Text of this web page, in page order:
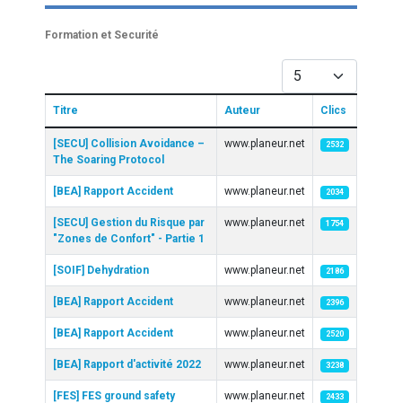
Formation et Securité
Afficher #
Titre Auteur Clics
[SECU] Collision Avoidance –
The Soaring Protocol
www.planeur.net 2532
[BEA] Rapport Accident www.planeur.net 2034
[SECU] Gestion du Risque par
"Zones de Confort" - Partie 1
www.planeur.net 1754
[SOIF] Dehydration www.planeur.net 2186
[BEA] Rapport Accident www.planeur.net 2396
[BEA] Rapport Accident www.planeur.net 2520
[BEA] Rapport d'activité 2022 www.planeur.net 3238
[FES] FES ground safety www.planeur.net 2433